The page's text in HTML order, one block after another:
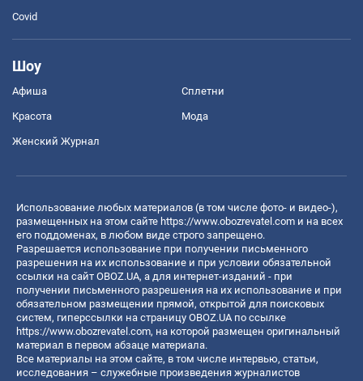
Covid
Шоу
Афиша Сплетни
Красота Мода
Женский Журнал
Использование любых материалов (в том числе фото- и видео-),
размещенных на этом сайте https://www.obozrevatel.com и на всех
его поддоменах, в любом виде строго запрещено.
Разрешается использование при получении письменного
разрешения на их использование и при условии обязательной
ссылки на сайт OBOZ.UA, а для интернет-изданий - при
получении письменного разрешения на их использование и при
обязательном размещении прямой, открытой для поисковых
систем, гиперссылки на страницу OBOZ.UA по ссылке
https://www.obozrevatel.com, на которой размещен оригинальный
материал в первом абзаце материала.
Все материалы на этом сайте, в том числе интервью, статьи,
исследования – служебные произведения журналистов